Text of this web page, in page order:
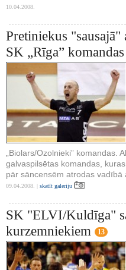
10.04.2008.
Pretiniekus "sausajā"
SK „Rīga” komandas
„Biolars/Ozolnieki” komandas.
galvaspilsētas komandas,
pār sāncensēm atrodas vadībā
09.04.2008. | skatīt galeriju
SK "ELVI/Kuldīga"
kurzemniekiem
13